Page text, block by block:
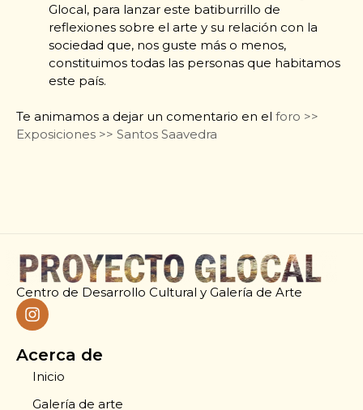
Glocal, para lanzar este batiburrillo de
reflexiones sobre el arte y su relación con la
sociedad que, nos guste más o menos,
constituimos todas las personas que habitamos
este país.
Te animamos a dejar un comentario en el foro >>
Exposiciones >> Santos Saavedra
Centro de Desarrollo Cultural y Galería de Arte
Acerca de
Inicio
Galería de arte